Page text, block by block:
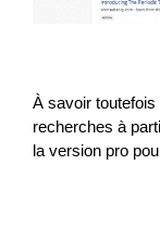
À savoir
recherches à
la version pro